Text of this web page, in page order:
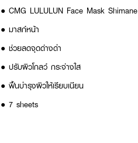
● CMG LULULUN Face Mask Shimane
● มาสก์หน้า
● ช่วยลดจุดด่างดำ
● ปรับผิวโกลว์ กระจ่างใส
● ฟื้นบำรุงผิวให้เรียบเนียน
● 7 sheets